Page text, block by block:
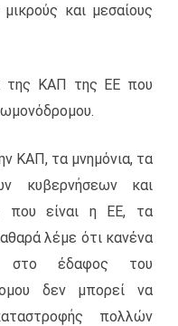
και μεσαίους
της ΚΑΠ της ΕΕ που
ΚΑΠ, τα μνημόνια, τα
κυβερνήσεων και
που είναι η ΕΕ, τα
λέμε ότι κανένα
στο έδαφος του
δεν μπορεί να
πολλών